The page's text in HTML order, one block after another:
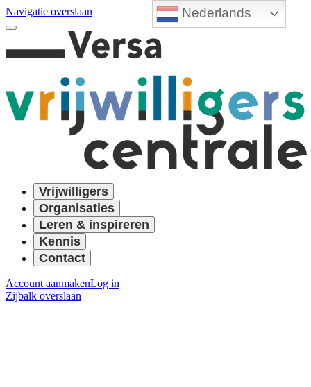
Nederlands
Navigatie overslaan
Vrijwilligers
Organisaties
Leren & inspireren
Kennis
Contact
Account aanmakenLog in
Zijbalk overslaan